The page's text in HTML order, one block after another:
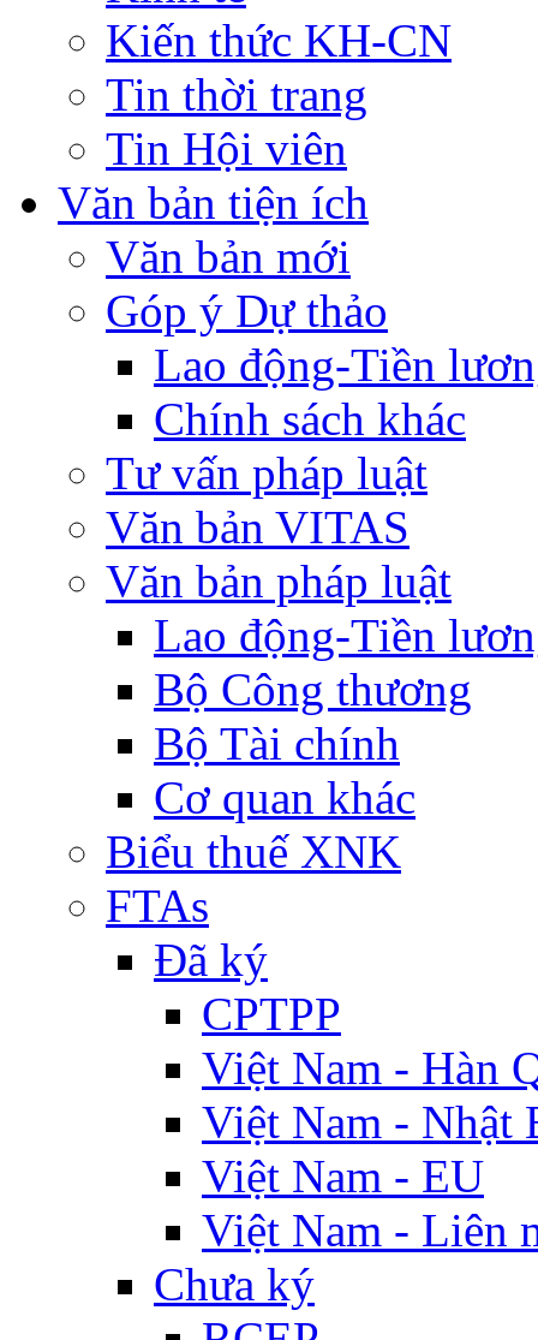
Kiến thức KH-CN
Tin thời trang
Tin Hội viên
Văn bản tiện ích
Văn bản mới
Góp ý Dự thảo
Lao động-Tiền
Chính sách khác
Tư vấn pháp luật
Văn bản VITAS
Văn bản pháp luật
Lao động-Tiền
Bộ Công thương
Bộ Tài chính
Cơ quan khác
Biểu thuế XNK
FTAs
Đã ký
CPTPP
Việt Nam - Hàn
Việt Nam - Nhật
Việt Nam - EU
Việt Nam - Liên
Chưa ký